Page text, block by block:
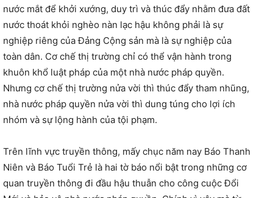
nước mắt để khởi xướng, duy trì và thúc đẩy nhằm đưa đất
nước thoát khỏi nghèo nàn lạc hậu không phải là sự
nghiệp riêng của Đảng Cộng sản mà là sự nghiệp của
toàn dân. Cơ chế thị trường chỉ có thể vận hành trong
khuôn khổ luật pháp của một nhà nước pháp quyền.
Nhưng cơ chế thị trường nửa vời thì thúc đẩy tham nhũng,
nhà nước pháp quyền nửa vời thì dung túng cho lợi ích
nhóm và sự lộng hành của tội phạm.
Trên lĩnh vực truyền thông, mấy chục năm nay Báo Thanh
Niên và Báo Tuổi Trẻ là hai tờ báo nổi bật trong những cơ
quan truyền thông đi đầu hậu thuẫn cho công cuộc Đổi